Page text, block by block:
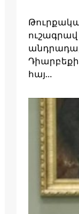
ուշագրավ
հայ…